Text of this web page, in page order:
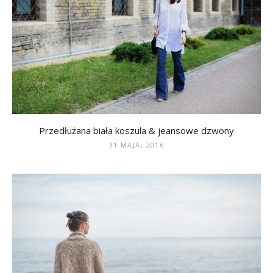
Przedłużana biała koszula & jeansowe dzwony
31 MAJA, 2016